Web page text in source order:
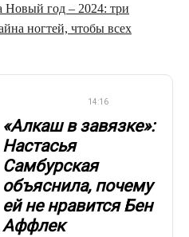
год – 2024: три
ногтей, чтобы всех
14:16
«Алкаш в завязке»:
Настасья
Самбурская
объяснила, почему
ей не нравится Бен
Аффлек